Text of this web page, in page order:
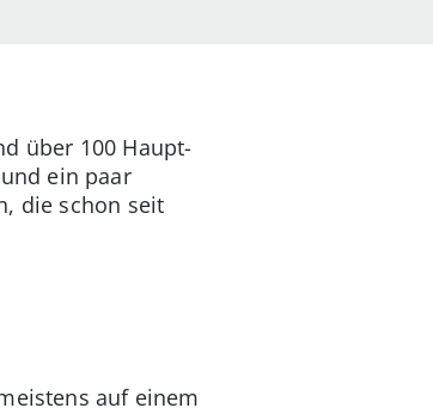
über 100 Haupt-
ein paar
die schon seit
auf einem